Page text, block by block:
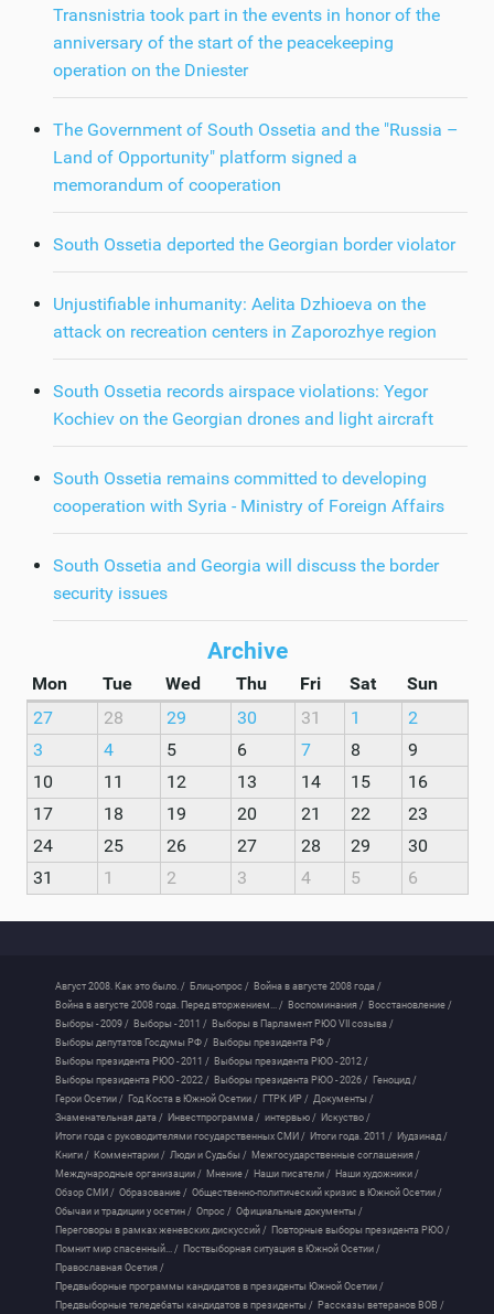
Transnistria took part in the events in honor of the
anniversary of the start of the peacekeeping
operation on the Dniester
The Government of South Ossetia and the "Russia –
Land of Opportunity" platform signed a
memorandum of cooperation
South Ossetia deported the Georgian border violator
Unjustifiable inhumanity: Aelita Dzhioeva on the
attack on recreation centers in Zaporozhye region
South Ossetia records airspace violations: Yegor
Kochiev on the Georgian drones and light aircraft
South Ossetia remains committed to developing
cooperation with Syria - Ministry of Foreign Affairs
South Ossetia and Georgia will discuss the border
security issues
Archive
Mon Tue Wed Thu Fri Sat
Sun
27
28 29 30 31 1
2
3
4 5 6 7 8
9
10
11 12 13 14 15
16
17
18 19 20 21 22
23
24
25 26 27 28 29
30
31
1 2 3 4 5 6
Август 2008. Как это было. / Блиц-опрос / Война в августе 2008 года /
Война в августе 2008 года. Перед вторжением... / Воспоминания / Восстановление /
Выборы - 2009 / Выборы - 2011 / Выборы в Парламент РЮО VII созыва /
Выборы депутатов Госдумы РФ / Выборы президента РФ /
Выборы президента РЮО - 2011 / Выборы президента РЮО - 2012 /
Выборы президента РЮО - 2022 / Выборы президента РЮО - 2026 / Геноцид /
Герои Осетии / Год Коста в Южной Осетии / ГТРК ИР / Документы /
Знаменательная дата / Инвестпрограмма / интервью / Искуство /
Итоги года с руководителями государственных СМИ / Итоги года. 2011 / Иудзинад /
Книги / Комментарии / Люди и Судьбы / Межгосударственные соглашения /
Международные организации / Мнение / Наши писатели / Наши художники /
Обзор СМИ / Образование / Общественно-политический кризис в Южной Осетии /
Обычаи и традиции у осетин / Опрос / Официальные документы /
Переговоры в рамках женевских дискуссий / Повторные выборы президента РЮО /
Помнит мир спасенный... / Поствыборная ситуация в Южной Осетии /
Православная Осетия /
Предвыборные программы кандидатов в президенты Южной Осетии /
Предвыборные теледебаты кандидатов в президенты / Рассказы ветеранов ВОВ /